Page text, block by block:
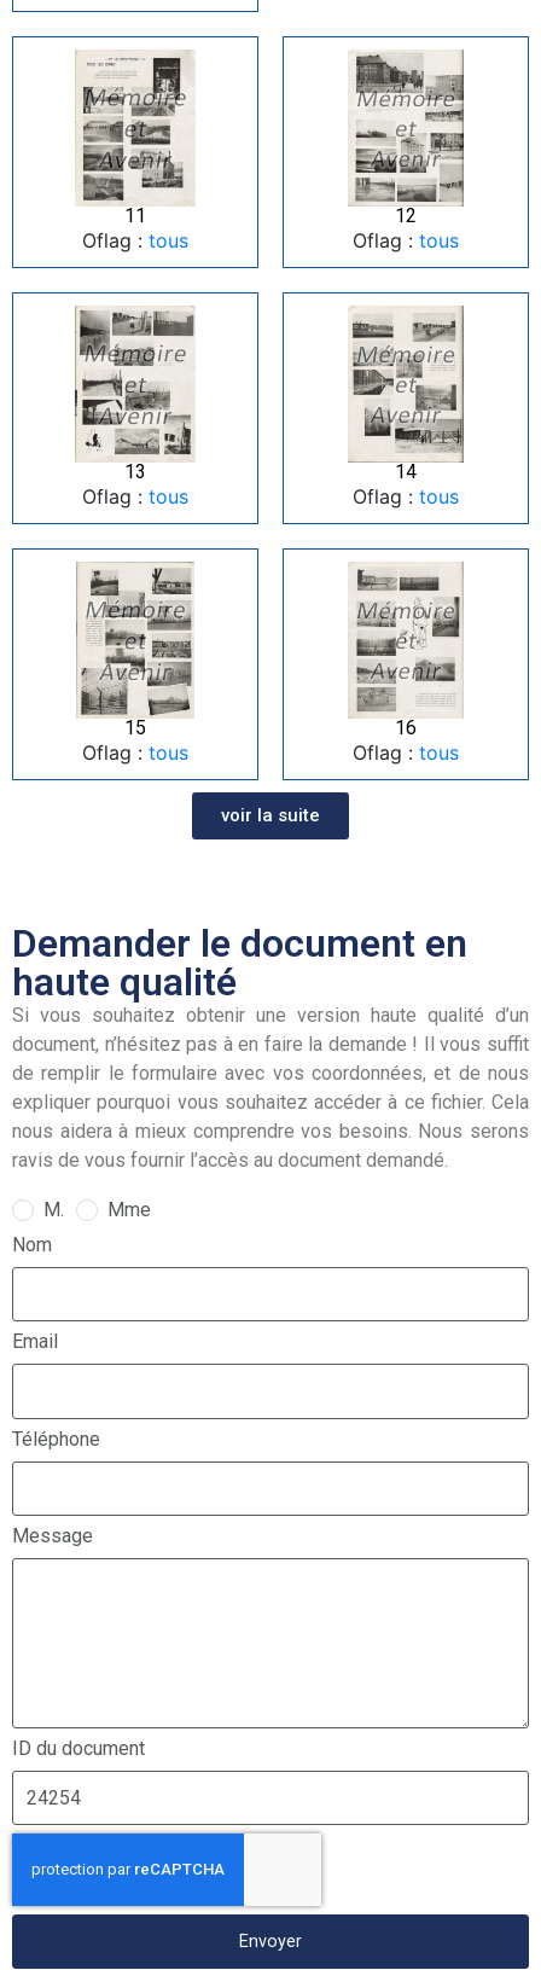
11
Oflag : tous
12
Oflag : tous
13
Oflag : tous
14
Oflag : tous
15
Oflag : tous
16
Oflag : tous
voir la suite
Demander le document en
haute qualité
Si vous souhaitez obtenir une version haute qualité d’un
document, n’hésitez pas à en faire la demande ! Il vous suffit
de remplir le formulaire avec vos coordonnées, et de nous
expliquer pourquoi vous souhaitez accéder à ce fichier. Cela
nous aidera à mieux comprendre vos besoins. Nous serons
ravis de vous fournir l’accès au document demandé.
M.
Mme
Nom
Email
Téléphone
Message
ID du document
Envoyer